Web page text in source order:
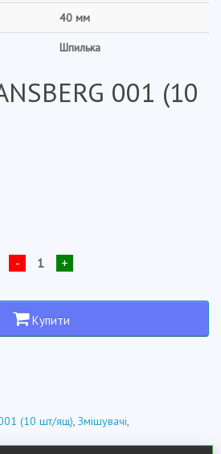
40 мм
Шпилька
001 (10
- +
Купити
001 (10 шт/ящ), Змішувачі,